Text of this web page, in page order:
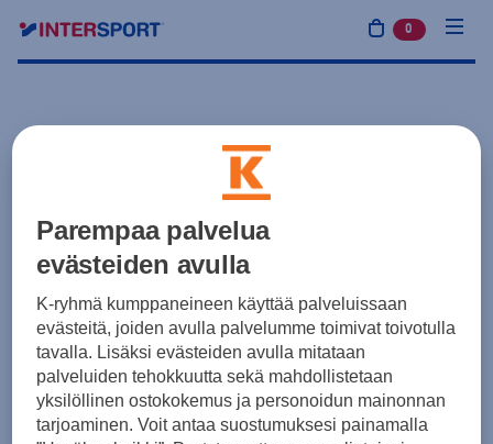
0 tuotetta
Parempaa palvelua
evästeiden avulla
K-ryhmä kumppaneineen käyttää palveluissaan
evästeitä, joiden avulla palvelumme toimivat toivotulla
tavalla. Lisäksi evästeiden avulla mitataan
palveluiden tehokkuutta sekä mahdollistetaan
yksilöllinen ostokokemus ja personoidun mainonnan
tarjoaminen. Voit antaa suostumuksesi painamalla